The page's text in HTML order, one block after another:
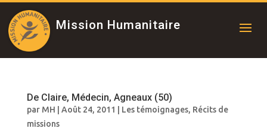
Mission Humanitaire
De Claire, Médecin, Agneaux (50)
par MH Août 24, 2011 Les témoignages, Récits de
missions